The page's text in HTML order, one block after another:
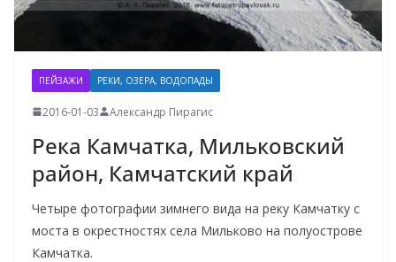
ПЕЙЗАЖИ РЕКИ, ОЗЕРА, ВОДОПАДЫ
2016-01-03 Александр Пирагис
Река Камчатка, Мильковский
район, Камчатский край
Четыре фотографии зимнего вида на реку Камчатку с
моста в окрестностях села Мильково на полуострове
Камчатка.